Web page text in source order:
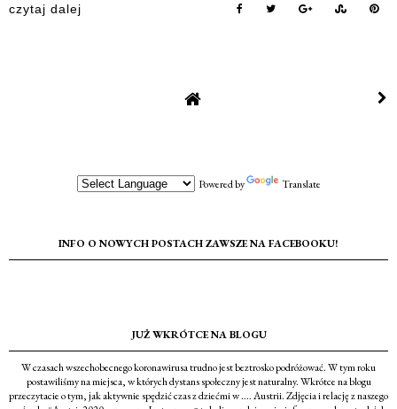
czytaj dalej
Powered by Translate
INFO O NOWYCH POSTACH ZAWSZE NA FACEBOOKU!
JUŻ WKRÓTCE NA BLOGU
W czasach wszechobecnego koronawirusa trudno jest beztrosko podróżować. W tym roku
postawiliśmy na miejsca, w których dystans społeczny jest naturalny. Wkrótce na blogu
przeczytacie o tym, jak aktywnie spędzić czas z dziećmi w .... Austrii. Zdjęcia i relację z naszego